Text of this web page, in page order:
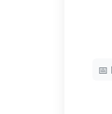
📅